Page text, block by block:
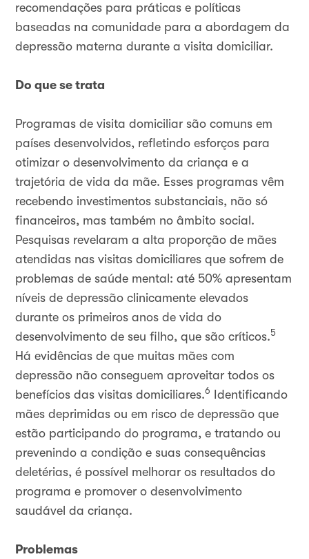
recomendações para práticas e políticas
baseadas na comunidade para a abordagem da
depressão materna durante a visita domiciliar.
Do que se trata
Programas de visita domiciliar são comuns em
países desenvolvidos, refletindo esforços para
otimizar o desenvolvimento da criança e a
trajetória de vida da mãe. Esses programas vêm
recebendo investimentos substanciais, não só
financeiros, mas também no âmbito social.
Pesquisas revelaram a alta proporção de mães
atendidas nas visitas domiciliares que sofrem de
problemas de saúde mental: até 50% apresentam
níveis de depressão clinicamente elevados
durante os primeiros anos de vida do
desenvolvimento de seu filho, que são críticos.5
Há evidências de que muitas mães com
depressão não conseguem aproveitar todos os
benefícios das visitas domiciliares.6
Identificando
mães deprimidas ou em risco de depressão que
estão participando do programa, e tratando ou
prevenindo a condição e suas consequências
deletérias, é possível melhorar os resultados do
programa e promover o desenvolvimento
saudável da criança.
Problemas